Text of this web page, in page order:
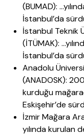
(BUMAD):
İstanbul’da
İstanbul Teknik
(İTÜMAK):
İstanbul’da
Anadolu
(ANADOSK):
kurduğu
Eskişehir’de
İzmir Mağara
yılında kurulan